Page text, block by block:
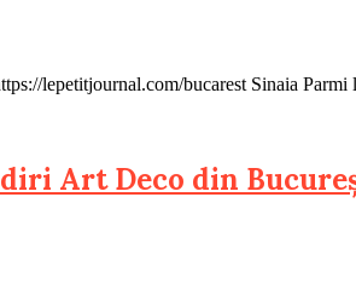
lepetitjournal.com/bucarest Sinaia Parmi
Art Deco din